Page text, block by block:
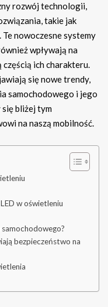
rozwój technologii,
takie jak
nowoczesne systemy
wpływają na
ich charakteru.
się nowe trendy,
samochodowego i jego
bliżej tym
na naszą mobilność.
w oświetleniu
bezpieczeństwo na